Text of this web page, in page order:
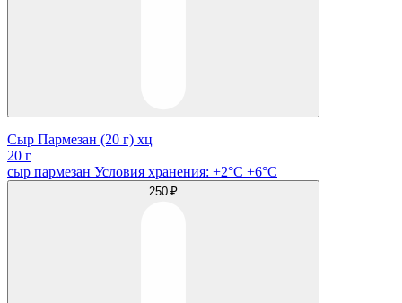
Сыр Пармезан (20 г) хц
20 г
сыр пармезан Условия хранения: +2°C +6°C
250 ₽